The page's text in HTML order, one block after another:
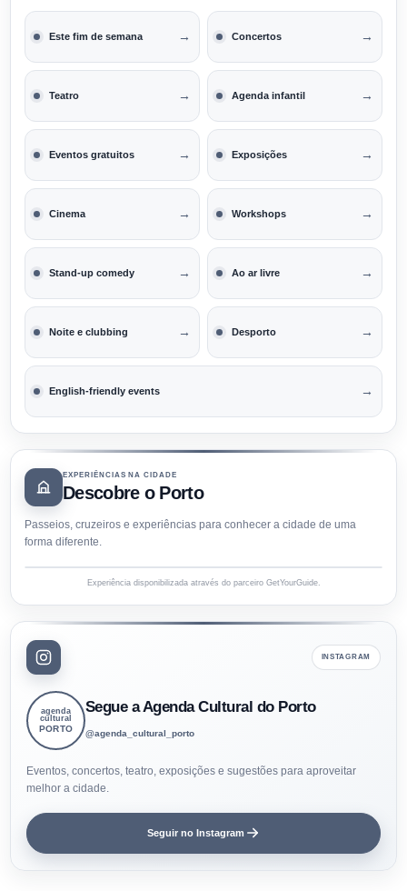
Este fim de semana → Concertos →
Teatro → Agenda infantil →
Eventos gratuitos → Exposições →
Cinema → Workshops →
Stand-up comedy → Ao ar livre →
Noite e clubbing → Desporto →
English-friendly events →
EXPERIÊNCIAS NA CIDADE
Descobre o Porto
Passeios, cruzeiros e experiências para conhecer a cidade de uma
forma diferente.
Experiência disponibilizada através do parceiro GetYourGuide.
INSTAGRAM
agenda
cultural
PORTO
Segue a Agenda Cultural do Porto
@agenda_cultural_porto
Eventos, concertos, teatro, exposições e sugestões para aproveitar
melhor a cidade.
Seguir no Instagram